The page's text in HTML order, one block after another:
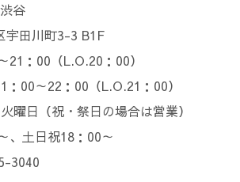
谷
宇田川町3-3 B1F
21：00（L.O.20：00）
00～22：00（L.O.21：00）
曜日（祝・祭日の場合は営業）
、土日祝18：00～
3040